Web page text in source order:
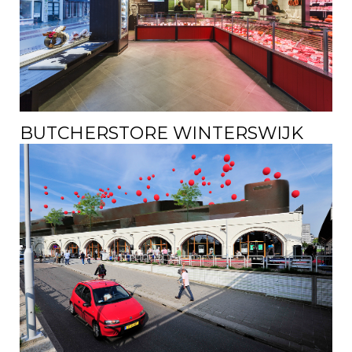
BUTCHERSTORE WINTERSWIJK